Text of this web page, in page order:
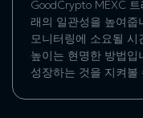
GoodCrypto MEXC
래의 일관성을 높여줍
모니터링에 소요될
높이는 현명한 방법
성장하는 것을 지켜볼